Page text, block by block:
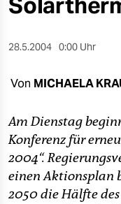
sport
verlag
verlag
veranstaltungen
28.5.2004 0:00 Uhr
Von MICHAELA
Am Dienstag
Konferenz für
2004“.
einen Aktionsplan
2050 die Hälfte